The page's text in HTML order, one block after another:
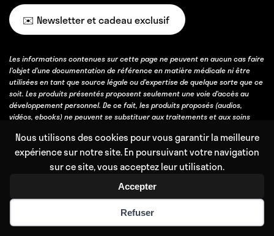
Nous utilisons des cookies pour vous garantir la meilleure
expérience sur notre site. En poursuivant votre navigation
sur ce site, vous acceptez leur utilisation.
Accepter
Refuser
✉️ Newsletter et cadeau exclusif
Les informations contenues sur cette page ne peuvent en aucun cas faire
l’objet d’une documentation de référence en matière médicale ni être
utilisées en tant que source légale ou d’expertise de quelque sorte que ce
soit. Les produits présentés proposent seulement une voie d’accès au
développement personnel. De ce fait, les produits proposés (audios,
vidéos, ebooks) ne peuvent se substituer aux traitements et aux soins
ne faut jamais arrêter ou suspendre un traitement en cours.
Aucune affirmation révélée dans le contenu ne peut servir pour
diagnostiquer, traiter ou guérir une maladie, quelle qu’elle soit. Les
produits commandés ne constituent en aucun cas des traitements de
médecine conventionnelle, entendus comme des traitements ayant
obtenu une validation scientifique, soit par des essais cliniques, soit parce
qu’ils bénéficient d’un consensus professionnel fort obtenu avec l’accord